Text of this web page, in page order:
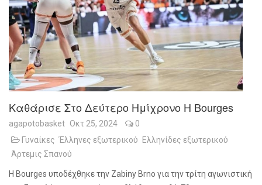
Καθάρισε Στο Δεύτερο Ημίχρονο Η Bourges
agapotobasket Οκτ 25, 2024
0
Γυναίκες Έλληνες εξωτερικού
Ελληνίδες εξωτερικού
Άρτεμις Σπανού
Η Bourges υποδέχθηκε την Zabiny Brno για την τρίτη αγωνιστική